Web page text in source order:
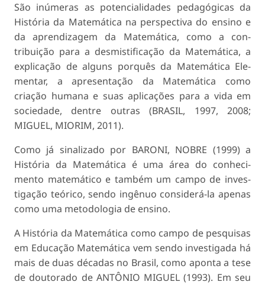
São inúmeras as potencialidades pedagógicas da
História da Matemática na perspectiva do ensino e
da aprendizagem da Matemática, como a con­
tribuição para a desmistificação da Matemática, a
explicação de alguns porquês da Matemática Ele-
mentar, a apresentação da Matemática como
criação humana e suas aplicações para a vida em
socieda­de, dentre outras (BRASIL, 1997, 2008;
MIGUEL, MIORIM, 2011).
Como já sinalizado por BARONI, NOBRE (1999) a
História da Matemática é uma área do conheci­
mento matemático e também um campo de inves­
tigação teórico, sendo ingênuo considerá-la apenas
como uma metodologia de ensino.
A História da Matemática como campo de pes­quisas
em Educação Matemática vem sendo inves­tigada há
mais de duas décadas no Brasil, como aponta a tese
de doutorado de ANTÔNIO MIGUEL (1993). Em seu